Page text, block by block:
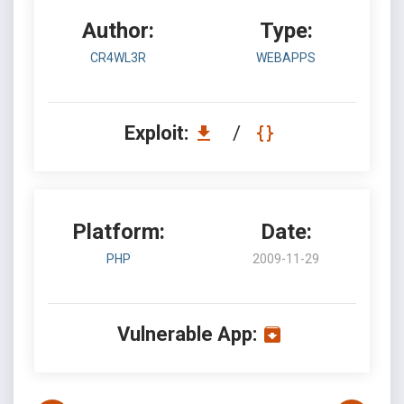
Author:
CR4WL3R
Type:
WEBAPPS
Exploit: /
Platform:
PHP
Date:
2009-11-29
Vulnerable App: